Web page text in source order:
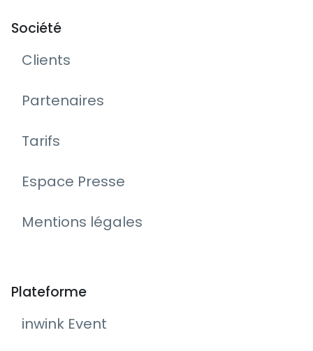
Société
Clients
Partenaires
Tarifs
Espace Presse
Mentions légales
Plateforme
inwink Event